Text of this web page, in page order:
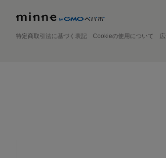
特定商取引法に基づく表記 Cookieの使用について